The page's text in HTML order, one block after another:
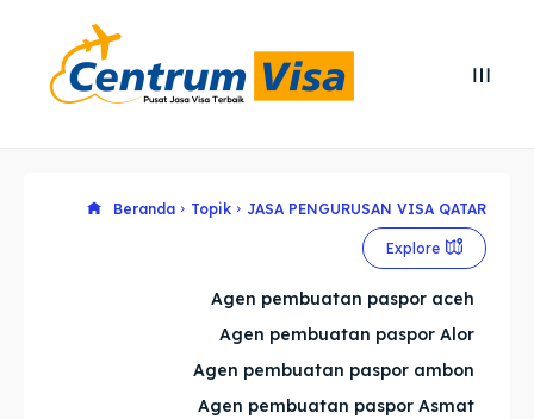
Cari
Cari
Explore our destinations
Explore our destinations
Beranda Topik JASA PENGURUSAN VISA QATAR
Explore
Agen pembuatan paspor aceh
Agen pembuatan paspor Alor
Agen pembuatan paspor ambon
Agen pembuatan paspor Asmat